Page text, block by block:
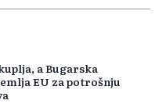
a Bugarska
EU za potrošnju